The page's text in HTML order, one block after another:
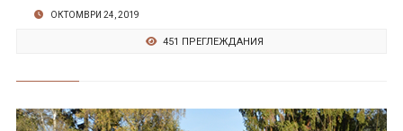
ОКТОМВРИ 24, 2019
451 ПРЕГЛЕЖДАНИЯ